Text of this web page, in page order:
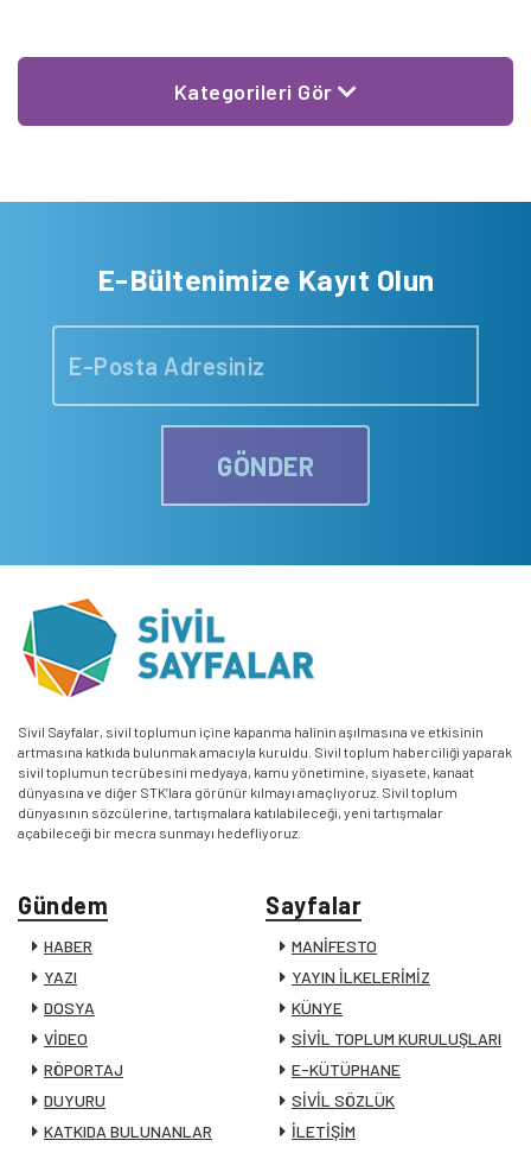
Kategorileri Gör
E-Bültenimize Kayıt Olun
GÖNDER
Sivil Sayfalar, sivil toplumun içine kapanma halinin aşılmasına ve etkisinin
artmasına katkıda bulunmak amacıyla kuruldu. Sivil toplum haberciliği yaparak
sivil toplumun tecrübesini medyaya, kamu yönetimine, siyasete, kanaat
dünyasına ve diğer STK’lara görünür kılmayı amaçlıyoruz. Sivil toplum
dünyasının sözcülerine, tartışmalara katılabileceği, yeni tartışmalar
açabileceği bir mecra sunmayı hedefliyoruz.
Gündem
HABER
YAZI
DOSYA
VİDEO
RÖPORTAJ
DUYURU
KATKIDA BULUNANLAR
Sayfalar
MANİFESTO
YAYIN İLKELERİMİZ
KÜNYE
SİVİL TOPLUM KURULUŞLARI
E-KÜTÜPHANE
SİVİL SÖZLÜK
İLETİŞİM